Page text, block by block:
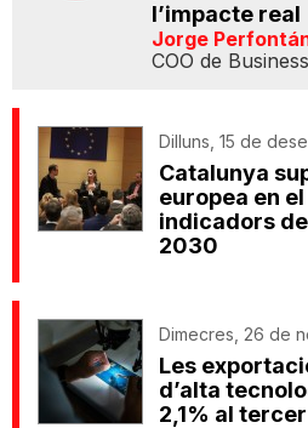
l’impacte real
Jorge
COO de
Dilluns, 15 de
Catalunya
europea en
indicadors
2030
Dimecres, 26 de
Les
d’alta
2,1% al